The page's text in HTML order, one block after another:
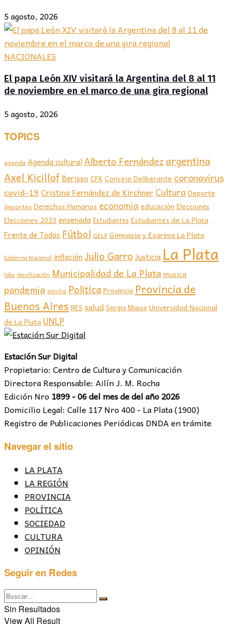
5 agosto, 2026
NACIONALES
El papa León XIV visitará la Argentina del 8 al 11
de noviembre en el marco de una gira regional
5 agosto, 2026
TOPICS
agenda Agenda culturalAlberto Fernández argentina
Axel Kicillof Berisso CFKConcejo Deliberante coronavirus
covid-19 Cristina Fernández de Kirchner Cultura Deporte
deportes Derechos Humanos economia educación Elecciones
Elecciones 2023 ensenada Estudiantes Estudiantes de La Plata
Frente de Todos Fútbol GELP Gimnasia y Esgrima La Plata
Gobierno Nacional inflación Julio Garro Justicia La Plata
lobo movilización Municipalidad de La Plata musica
pandemia pincha PoliticaProvincia Provincia de
Buenos Aires RES saludSergio MassaUniversidad Nacional
de La Plata UNLP
Estación Sur Digital
Propietario: Centro de Cultura y Comunicación
Directora Responsable: Ailín J. M. Rocha
Edición Nro 1899 - 06 del mes de del año 2026
Domicilio Legal: Calle 117 Nro 400 - La Plata (1900)
Registro de Publicaciones Periódicas DNDA en trámite
Navegar el sitio
LA PLATA
LA REGIÓN
PROVINCIA
POLÍTICA
SOCIEDAD
CULTURA
OPINIÓN
Seguir en Redes
Sin Resultados
View All Result